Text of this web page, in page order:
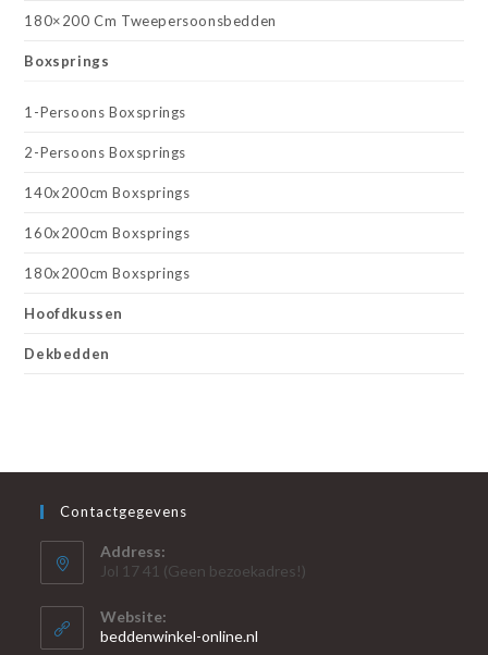
180×200 Cm Tweepersoonsbedden
Boxsprings
1-Persoons Boxsprings
2-Persoons Boxsprings
140x200cm Boxsprings
160x200cm Boxsprings
180x200cm Boxsprings
Hoofdkussen
Dekbedden
Contactgegevens
Address:
Jol 17 41 (Geen bezoekadres!)
Website:
beddenwinkel-online.nl